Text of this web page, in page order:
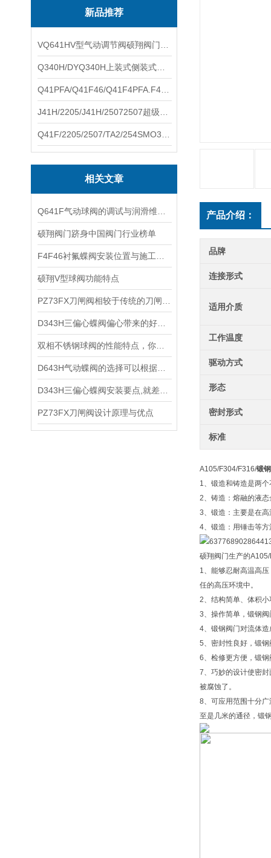
新品推荐
相关文章
硕翔阀门跻身中国阀门行业榜单
硕翔V型球阀功能特点
PZ73FX刀闸阀设计原理与优点
产品介绍：
品牌
连接形式
适用介质
工作温度
驱动方式
形态
密封形式
标准
A105/F304/F316/锻
1、锻造和铸造是两
2、铸造：熔融的液
3、锻造：主要是在
4、锻造：用锤击等
硕翔阀门生产的
1、能够忍耐高温高
任的高压环境中。
2、结构简单、体积
3、操作简单，锻钢
4、锻钢阀门对流体
5、密封性良好，锻
6、检修更方便，锻
7、巧妙的设计使密
被腐蚀了。
8、可应用范围十分
至是几米的通径，锻